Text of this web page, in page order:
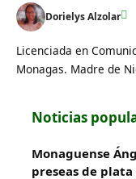
Dorielys Alzolar
Licenciada en
Monagas. Madre de
Noticias
Monaguense
preseas de